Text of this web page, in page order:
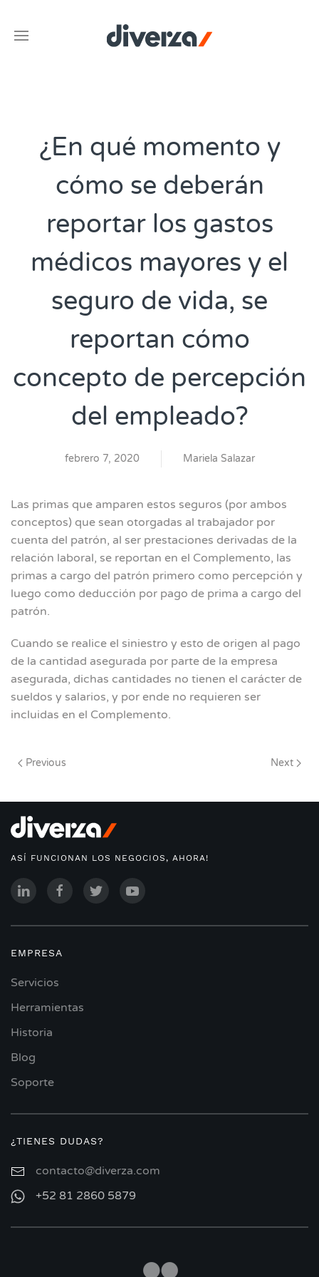
¿En qué momento y
cómo se deberán
reportar los gastos
médicos mayores y el
seguro de vida, se
reportan cómo
concepto de percepción
del empleado?
febrero 7, 2020 Mariela Salazar
Las primas que amparen estos seguros (por ambos
conceptos) que sean otorgadas al trabajador por
cuenta del patrón, al ser prestaciones derivadas de la
relación laboral, se reportan en el Complemento, las
primas a cargo del patrón primero como percepción y
luego como deducción por pago de prima a cargo del
patrón.
Cuando se realice el siniestro y esto de origen al pago
de la cantidad asegurada por parte de la empresa
asegurada, dichas cantidades no tienen el carácter de
sueldos y salarios, y por ende no requieren ser
incluidas en el Complemento.
Previous Next
ASÍ FUNCIONAN LOS NEGOCIOS, AHORA!
EMPRESA
Servicios
Herramientas
Historia
Blog
Soporte
¿TIENES DUDAS?
contacto@diverza.com
+52 81 2860 5879